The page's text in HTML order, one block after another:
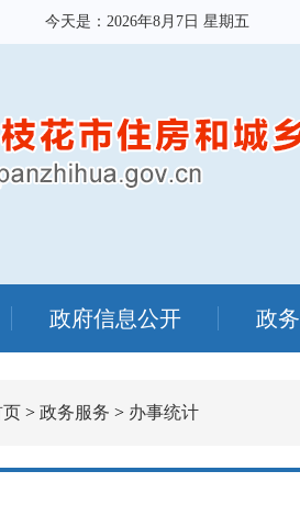
今天是： 2026年8月7日 星期五
政府信息公开 政
页 > 政务服务 > 办事统计